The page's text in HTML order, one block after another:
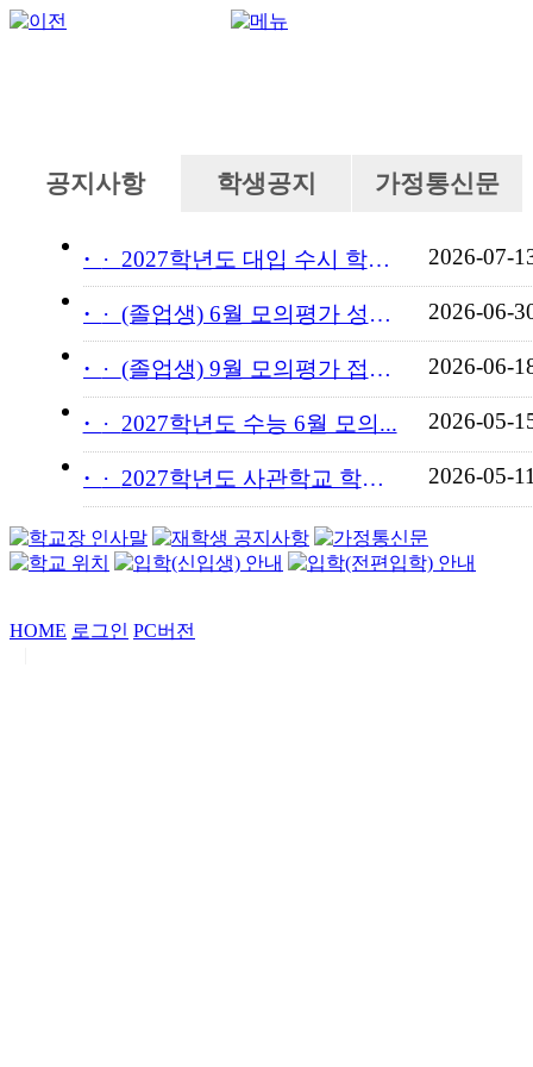
공지사항 학생공지 가정통신문
· 2027학년도 대입 수시 학교... 2026-07-
· (졸업생) 6월 모의평가 성적... 2026-06-
· (졸업생) 9월 모의평가 접수... 2026-06-
· 2027학년도 수능 6월 모의... 2026-05-
· 2027학년도 사관학교 학교장... 2026-05-
HOME 로그인 PC버전